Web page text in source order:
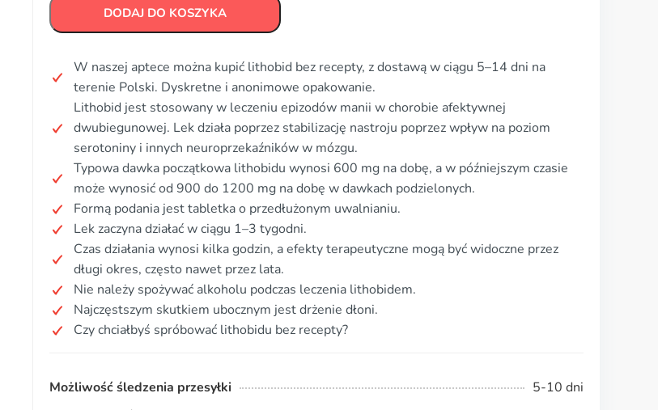
DODAJ DO KOSZYKA
W naszej aptece można kupić lithobid bez recepty, z dostawą w ciągu 5–14 dni na
terenie Polski. Dyskretne i anonimowe opakowanie.
Lithobid jest stosowany w leczeniu epizodów manii w chorobie afektywnej
dwubiegunowej. Lek działa poprzez stabilizację nastroju poprzez wpływ na poziom
serotoniny i innych neuroprzekaźników w mózgu.
Typowa dawka początkowa lithobidu wynosi 600 mg na dobę, a w późniejszym czasie
może wynosić od 900 do 1200 mg na dobę w dawkach podzielonych.
Formą podania jest tabletka o przedłużonym uwalnianiu.
Lek zaczyna działać w ciągu 1–3 tygodni.
Czas działania wynosi kilka godzin, a efekty terapeutyczne mogą być widoczne przez
długi okres, często nawet przez lata.
Nie należy spożywać alkoholu podczas leczenia lithobidem.
Najczęstszym skutkiem ubocznym jest drżenie dłoni.
Czy chciałbyś spróbować lithobidu bez recepty?
Możliwość śledzenia przesyłki
5-10 dni